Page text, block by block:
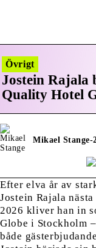
Övrigt
Jostein
Quality Hotel
Mikael Stange-
Efter elva år av
Jostein Rajala
2026 kliver han in
Globe i Stockholm
både